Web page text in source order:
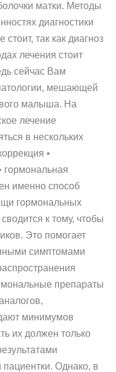
матки. Методы
диагностики
так как диагноз
лечения стоит
сейчас Вам
мешающей
малыша. На
лечение
в нескольких
•
гормональная
именно способ
гормональных
к тому, чтобы
Это помогает
симптомами
препараты
минимумов
их должен только
Однако, в